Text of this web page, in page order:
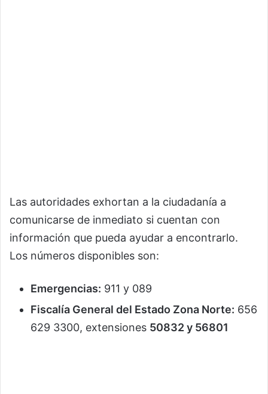
Las autoridades exhortan a la ciudadanía a
comunicarse de inmediato si cuentan con
información que pueda ayudar a encontrarlo.
Los números disponibles son:
Emergencias: 911 y 089
Fiscalía General del Estado Zona Norte: 656
629 3300, extensiones 50832 y 56801